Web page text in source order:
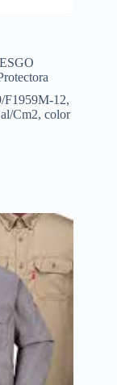
F1959M-12,
Cm2, color